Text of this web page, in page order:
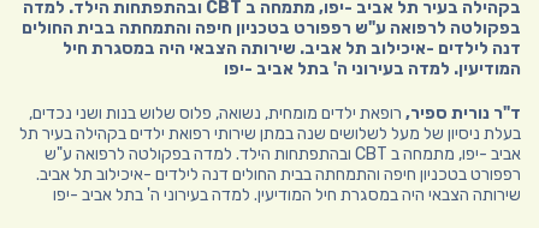
בקהילה בעיר תל אביב -יפו, מתמחה ב CBT ובהתפתחות הילד. למדה
בפקולטה לרפואה ע"ש רפפורט בטכניון חיפה והתמחתה בבית החולים
דנה לילדים -איכילוב תל אביב. שירותה הצבאי היה במסגרת חיל
המודיעין. למדה בעירוני ה' בתל אביב -יפו
ד"ר נורית ספיר, רופאת ילדים מומחית, נשואה, פלוס שלוש בנות ושני נכדים,
בעלת ניסיון של מעל לשלושים שנה במתן שירותי רפואת ילדים בקהילה בעיר תל
אביב -יפו, מתמחה ב CBT ובהתפתחות הילד. למדה בפקולטה לרפואה ע"ש
רפפורט בטכניון חיפה והתמחתה בבית החולים דנה לילדים -איכילוב תל אביב.
שירותה הצבאי היה במסגרת חיל המודיעין. למדה בעירוני ה' בתל אביב -יפו